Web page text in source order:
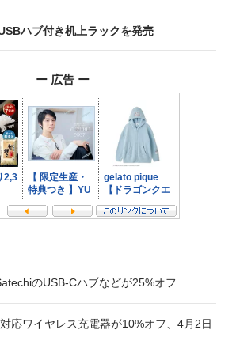
ハブ付き机上ラックを発売
ー 広告 ー
のUSB-Cハブなどが25%オフ
応ワイヤレス充電器が10%オフ、4月2日